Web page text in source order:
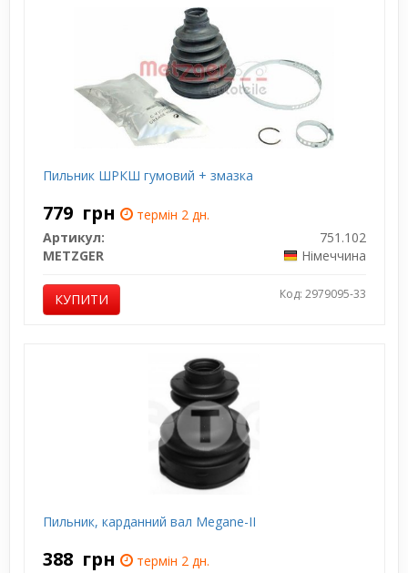
Пильник ШРКШ гумовий + змазка
779 грн
термін 2 дн.
Артикул:
751.102
METZGER
Німеччина
КУПИТИ Код: 2979095-33
Пильник, карданний вал Megane-II
388 грн
термін 2 дн.